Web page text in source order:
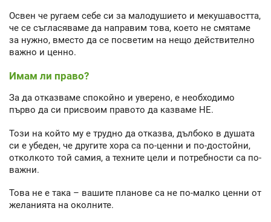
Освен че ругаем себе си за малодушието и мекушавостта,
че се съгласяваме да направим това, което не смятаме
за нужно, вместо да се посветим на нещо действително
важно и ценно.
Имам ли право?
За да отказваме спокойно и уверено, е необходимо
първо да си присвоим правото да казваме НЕ.
Този на който му е трудно да отказва, дълбоко в душата
си е убеден, че другите хора са по-ценни и по-достойни,
отколкото той самия, а техните цели и потребности са по-
важни.
Това не е така – вашите планове са не по-малко ценни от
желанията на околните.